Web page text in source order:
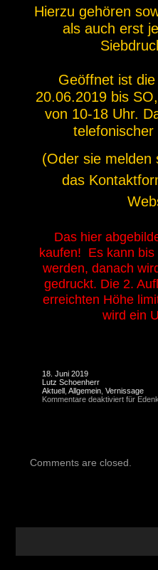
Hierzu gehören
als auch erst
Geöffnet ist
20.06.2019 bis
von 10-18 Uhr.
telefonischer
(Oder sie melden
das
Das hier
kaufen! Es kann
werden, danach
gedruckt. Die 2.
erreichten Höhe
wird ein
18. Juni 2019
Lutz Schoenherr
Aktuell ,Allgemein ,Vernissage
Kommentare deaktiviert für
Comments are closed.